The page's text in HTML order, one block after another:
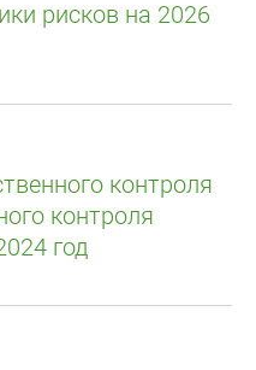
рисков на 2026
контроля
контроля
год